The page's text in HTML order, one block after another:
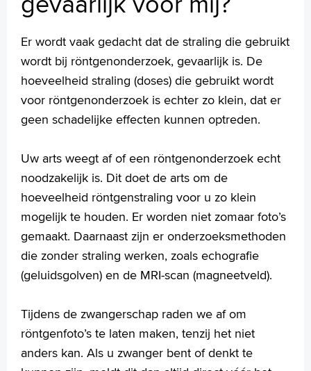
Werken en leren
Medewerkers
Contact
MijnASz
Verwijzers
Wetenschappelijk onderzoek
Tekstgrootte A+
Voorleesfunctie
Language
English
Français
Er wordt vaak gedacht dat de straling die gebruikt
wordt bij röntgenonderzoek, gevaarlijk is. De
hoeveelheid straling (doses) die gebruikt wordt
voor röntgenonderzoek is echter zo klein, dat er
geen schadelijke effecten kunnen optreden.
Uw arts weegt af of een röntgenonderzoek echt
noodzakelijk is. Dit doet de arts om de
hoeveelheid röntgenstraling voor u zo klein
mogelijk te houden. Er worden niet zomaar foto’s
gemaakt. Daarnaast zijn er onderzoeksmethoden
die zonder straling werken, zoals echografie
(geluidsgolven) en de MRI-scan (magneetveld).
Tijdens de zwangerschap raden we af om
röntgenfoto’s te laten maken, tenzij het niet
anders kan. Als u zwanger bent of denkt te